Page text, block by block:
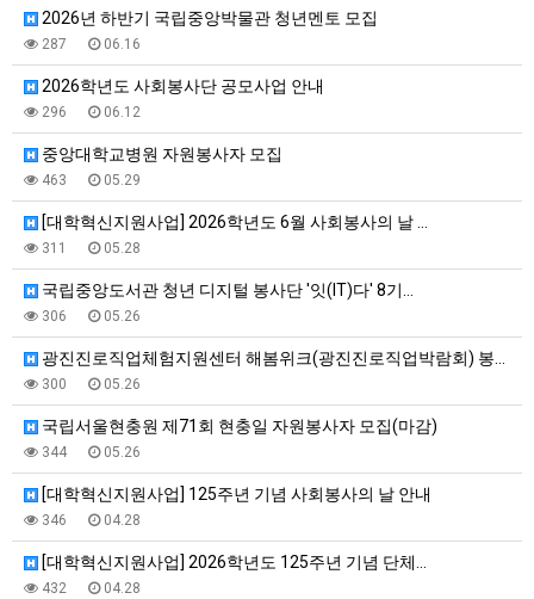
2026년 하반기 국립중앙박물관 청년멘토 모집
287 06.16
2026학년도 사회봉사단 공모사업 안내
296 06.12
중앙대학교병원 자원봉사자 모집
463 05.29
[대학혁신지원사업] 2026학년도 6월 사회봉사의 날 …
311 05.28
국립중앙도서관 청년 디지털 봉사단 '잇(IT)다' 8기…
306 05.26
광진진로직업체험지원센터 해봄위크(광진진로직업박람회) 봉…
300 05.26
국립서울현충원 제71회 현충일 자원봉사자 모집(마감)
344 05.26
[대학혁신지원사업] 125주년 기념 사회봉사의 날 안내
346 04.28
[대학혁신지원사업] 2026학년도 125주년 기념 단체…
432 04.28